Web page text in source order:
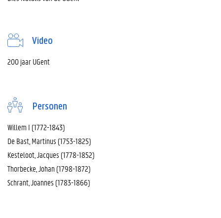
Video
200 jaar UGent
Personen
Willem I (1772-1843)
De Bast, Martinus (1753-1825)
Kesteloot, Jacques (1778-1852)
Thorbecke, Johan (1798-1872)
Schrant, Joannes (1783-1866)